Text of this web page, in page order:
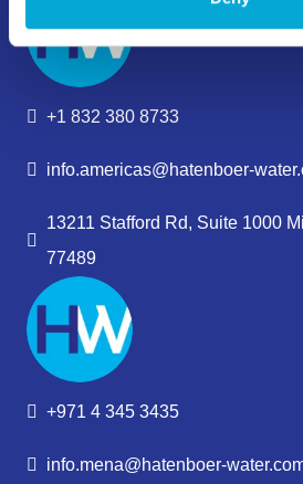
+1 832 380 8733
info.americas@hatenboer-
13211 Stafford Rd, Suite 1000
77489
+971 4 345 3435
info.mena@hatenboer-